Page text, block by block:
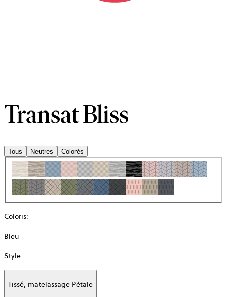
Transat Bliss
Tous Neutres Colorés
Coloris:
Bleu
Style:
Tissé, matelassage Pétale